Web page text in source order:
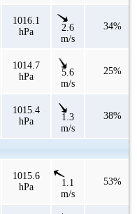
1016.1
hPa
2.6
m/s
34%
1014.7
hPa
5.6
m/s
25%
1015.4
hPa
1.3
m/s
38%
1015.6
hPa
1.1
m/s
53%